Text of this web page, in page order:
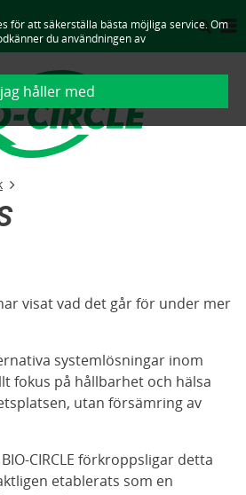
för att säkerställa bästa möjliga service. Om
du användningen av
jag håller med
visat vad det går för under mer
systemlösningar inom
fokus på hållbarhet och hälsa
utan försämring av
CIRCLE förkroppsligar detta
etablerats som en